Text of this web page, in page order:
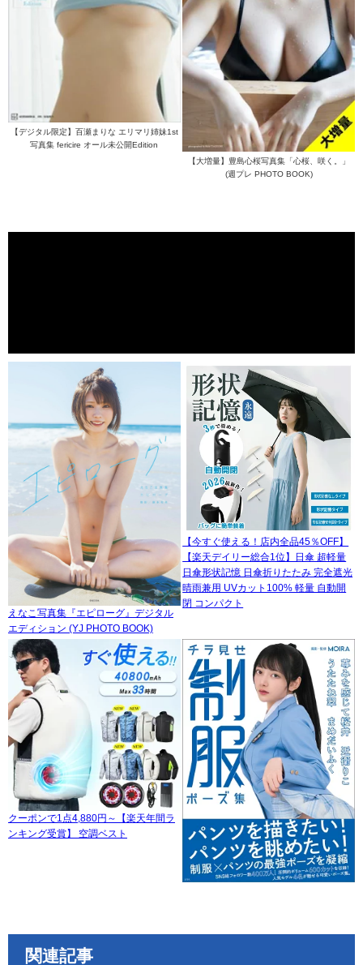
【デジタル限定】百瀬まりな エリマリ姉妹1st
写真集 fericire オール未公開Edition
【大増量】豊島心桜写真集「心桜、咲く。」
(週プレ PHOTO BOOK)
えなこ写真集『エピローグ』デジタル
エディション (YJ PHOTO BOOK)
【今すぐ使える！店内全品45％OFF】
【楽天デイリー総合1位】日傘 超軽量
日傘形状記憶 日傘折りたたみ 完全遮光
晴雨兼用 UVカット100% 軽量 自動開
閉 コンパクト
クーポンで1点4,880円～【楽天年間ラ
ンキング受賞】 空調ベスト
関連記事